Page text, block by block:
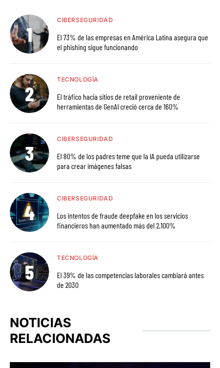
CIBERSEGURIDAD
El 73% de las empresas en América Latina asegura que
el phishing sigue funcionando
TECNOLOGÍA
El tráfico hacia sitios de retail proveniente de
herramientas de GenAI creció cerca de 160%
CIBERSEGURIDAD
El 80% de los padres teme que la IA pueda utilizarse
para crear imágenes falsas
CIBERSEGURIDAD
Los intentos de fraude deepfake en los servicios
financieros han aumentado más del 2,100%
TECNOLOGÍA
El 39% de las competencias laborales cambiará antes
de 2030
NOTICIAS
RELACIONADAS